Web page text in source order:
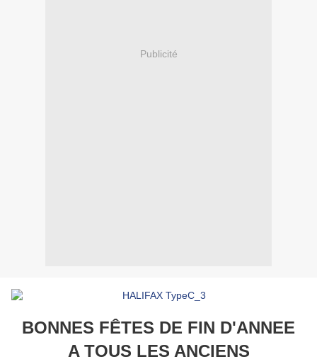
Publicité
BONNES FÊTES DE FIN D'ANNEE
A TOUS LES ANCIENS